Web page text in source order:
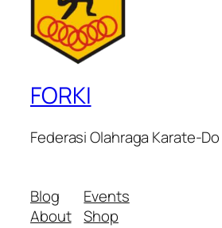
FORKI
Federasi Olahraga Karate-
Blog
About
Events
Shop